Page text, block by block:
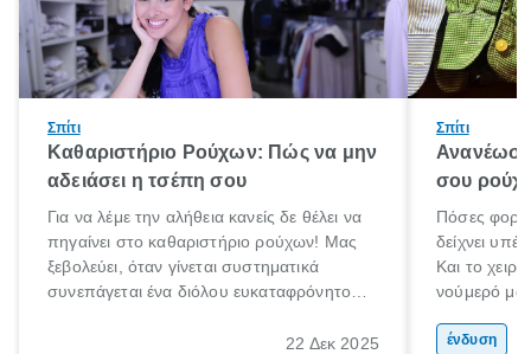
Σπίτι
Καθαριστήριο Ρούχων: Πώς να μην
αδειάσει η τσέπη σου
Για να λέμε την αλήθεια κανείς δε θέλει να
πηγαίνει στο καθαριστήριο ρούχων! Μας
ξεβολεύει, όταν γίνεται συστηματικά
συνεπάγεται ένα διόλου ευκαταφρόνητο
δυστυχώς τα αποτελέσματα στα ρούχα ή
22 Δεκ 2025
Σπίτι
σου
Πόσες
δείχνει
Και το
νούμερό
που
ένδυση